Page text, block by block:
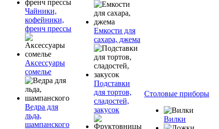
Чайники,
кофейники,
френч прессы
Аксессуары
сомелье
Ведра для
льда,
шампанского
Емкости для
сахара, джема
Подставки
для тортов,
сладостей,
закусок
Столовые приборы
Вилки